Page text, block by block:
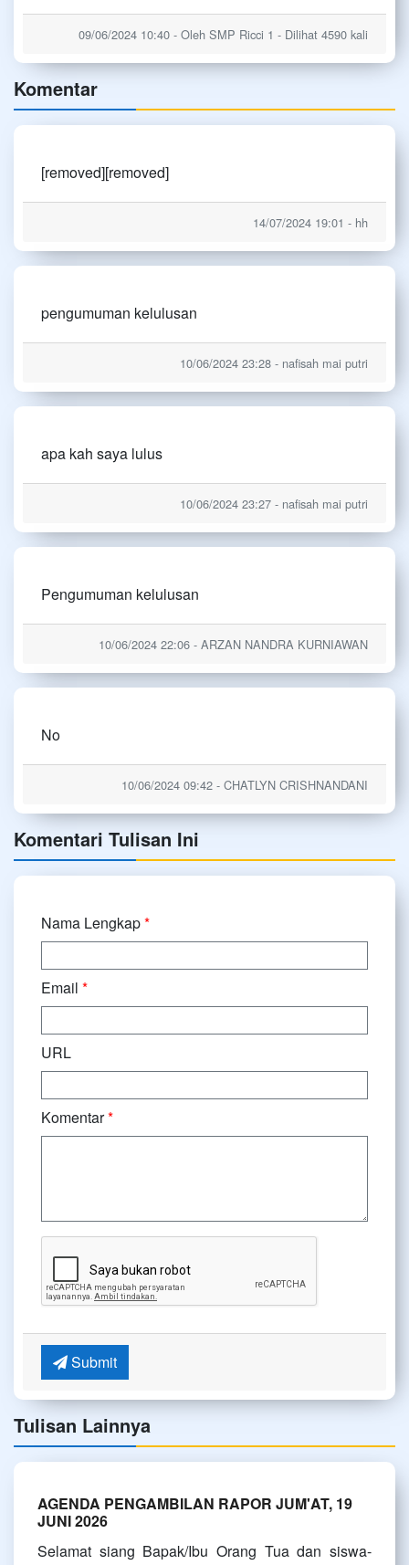
09/06/2024 10:40 - Oleh SMP Ricci 1 - Dilihat 4590 kali
Komentar
[removed][removed]
14/07/2024 19:01 - hh
pengumuman kelulusan
10/06/2024 23:28 - nafisah mai putri
apa kah saya lulus
10/06/2024 23:27 - nafisah mai putri
Pengumuman kelulusan
10/06/2024 22:06 - ARZAN NANDRA KURNIAWAN
No
10/06/2024 09:42 - CHATLYN CRISHNANDANI
Komentari Tulisan Ini
Nama Lengkap*
Email *
URL
Komentar*
Submit
Tulisan Lainnya
AGENDA PENGAMBILAN RAPOR JUM'AT, 19
JUNI 2026
Selamat siang Bapak/Ibu Orang Tua dan siswa-